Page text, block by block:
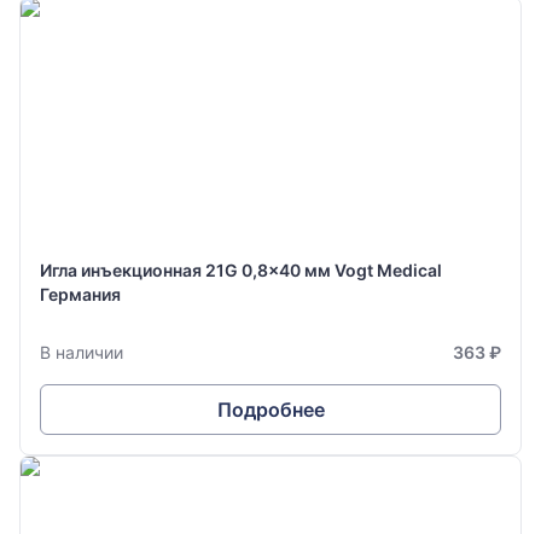
Игла инъекционная 21G 0,8x40 мм Vogt Medical
Германия
В наличии 363 ₽
Подробнее